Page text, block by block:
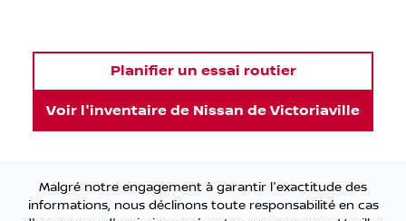
Planifier un essai routier
Voir l'inventaire de Nissan de Victoriaville
Malgré notre engagement à garantir l'exactitude des
informations, nous déclinons toute responsabilité en cas